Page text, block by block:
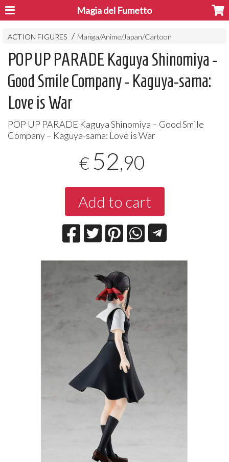
Magia del Fumetto
ACTION FIGURES Manga/Anime/Japan/Cartoon
POP UP PARADE Kaguya Shinomiya -
Good Smile Company - Kaguya-sama:
Love is War
POP UP PARADE Kaguya Shinomiya – Good Smile
Company – Kaguya-sama: Love is War
€ 52,90
Add to cart